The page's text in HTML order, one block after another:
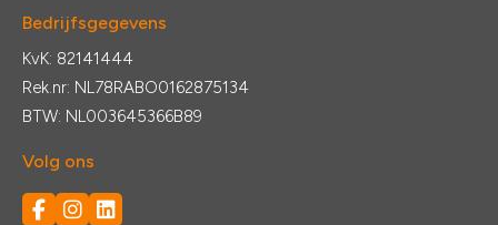
Bedrijfsgegevens
KvK: 82141444
Rek.nr: NL78RABO0162875134
BTW: NL003645366B89
Volg ons